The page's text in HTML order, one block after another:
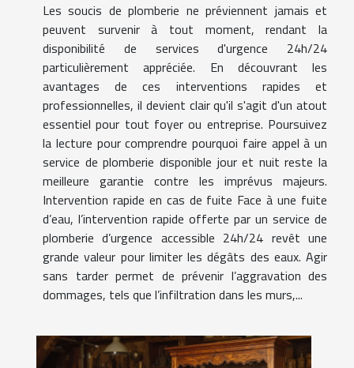
Les soucis de plomberie ne préviennent jamais et
peuvent survenir à tout moment, rendant la
disponibilité de services d'urgence 24h/24
particulièrement appréciée. En découvrant les
avantages de ces interventions rapides et
professionnelles, il devient clair qu'il s'agit d'un atout
essentiel pour tout foyer ou entreprise. Poursuivez
la lecture pour comprendre pourquoi faire appel à un
service de plomberie disponible jour et nuit reste la
meilleure garantie contre les imprévus majeurs.
Intervention rapide en cas de fuite Face à une fuite
d’eau, l’intervention rapide offerte par un service de
plomberie d’urgence accessible 24h/24 revêt une
grande valeur pour limiter les dégâts des eaux. Agir
sans tarder permet de prévenir l’aggravation des
dommages, tels que l’infiltration dans les murs,...